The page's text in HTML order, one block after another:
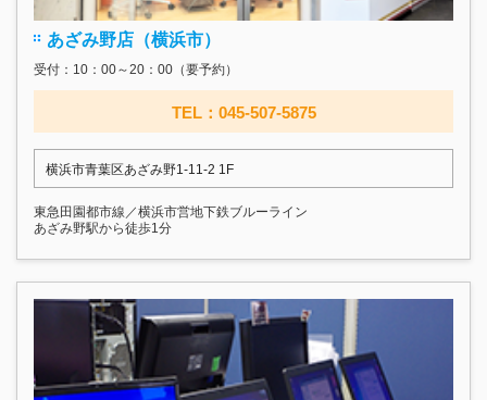
あざみ野店（横浜市）
受付：10：00～20：00（要予約）
TEL：045-507-5875
横浜市青葉区あざみ野1-11-2 1F
東急田園都市線／横浜市営地下鉄ブルーライン
あざみ野駅から徒歩1分